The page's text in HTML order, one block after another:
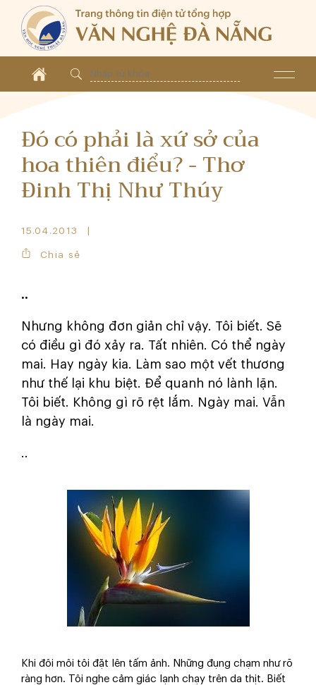
Đó có phải là xứ sở của
hoa thiên điểu? - Thơ
Đinh Thị Như Thúy
15.04.2013
Chia sẻ
..
Nhưng không đơn giản chỉ vậy. Tôi biết. Sẽ
có điều gì đó xảy ra. Tất nhiên. Có thể ngày
mai. Hay ngày kia. Làm sao một vết thương
như thế lại khu biệt. Để quanh nó lành lặn.
Tôi biết. Không gì rõ rệt lắm. Ngày mai. Vẫn
là ngày mai.
..
Khi đôi môi tôi đặt lên tấm ảnh. Những đụng chạm như rõ
ràng hơn. Tôi nghe cảm giác lạnh chạy trên da thịt. Biết